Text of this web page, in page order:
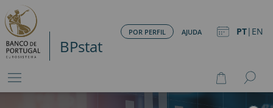
BPstat
PT| EN
POR PERFIL AJUDA